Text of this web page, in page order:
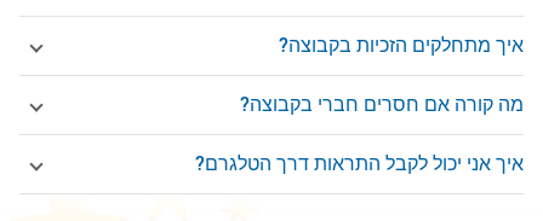
איך מתחלקים הזכיות בקבוצה?
מה קורה אם חסרים חברי בקבוצה?
איך אני יכול לקבל התראות דרך הטלגרם?